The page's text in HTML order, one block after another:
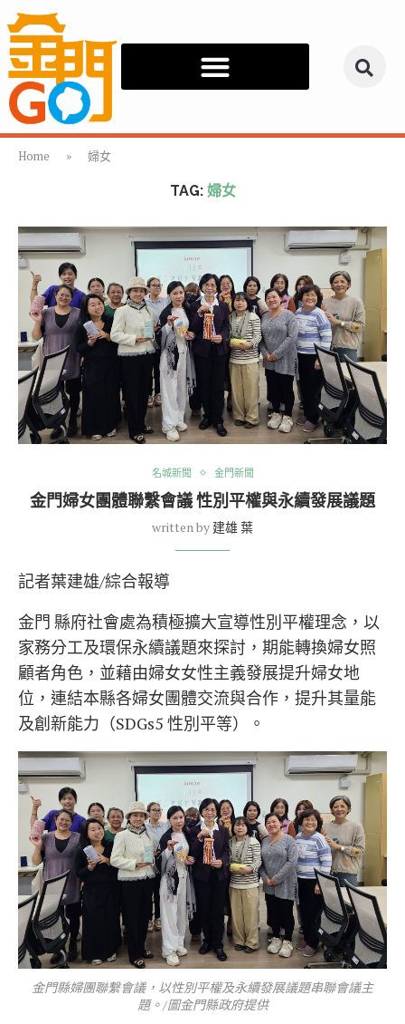
Home » 婦女
TAG: 婦女
名城新聞 金門新聞
金門婦女團體聯繫會議 性別平權與永續發展議題
written by 建雄 葉
記者葉建雄/綜合報導
金門 縣府社會處為積極擴大宣導性別平權理念，以
家務分工及環保永續議題來探討，期能轉換婦女照
顧者角色，並藉由婦女女性主義發展提升婦女地
位，連結本縣各婦女團體交流與合作，提升其量能
及創新能力（SDGs5 性別平等）。
金門縣婦團聯繫會議，以性別平權及永續發展議題串聯會議主
題。/圖金門縣政府提供